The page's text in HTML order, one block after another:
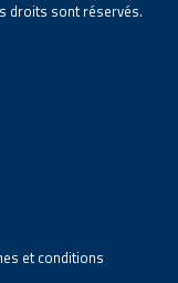
droits sont réservés.
et conditions